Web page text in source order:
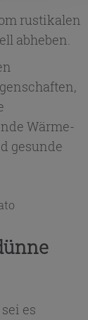
rustikalen
abheben.
Wärme-
gesunde
es